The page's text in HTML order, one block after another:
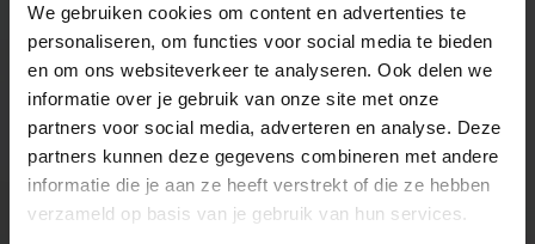
We gebruiken cookies om content en advertenties te
personaliseren, om functies voor social media te bieden
en om ons websiteverkeer te analyseren. Ook delen we
informatie over je gebruik van onze site met onze
partners voor social media, adverteren en analyse. Deze
partners kunnen deze gegevens combineren met andere
informatie die je aan ze heeft verstrekt of die ze hebben
verzameld op basis van je gebruik van hun services.
TrustScore5.0|213reviews
Ruim 700 gebruikte heftafels in voorraad
Hefcapaciteit tot 10000 kg
Ook laagbouw & dubbelscharend
Standaard voorzien van handbediening
Slangbreukeveiliging, noodstop &